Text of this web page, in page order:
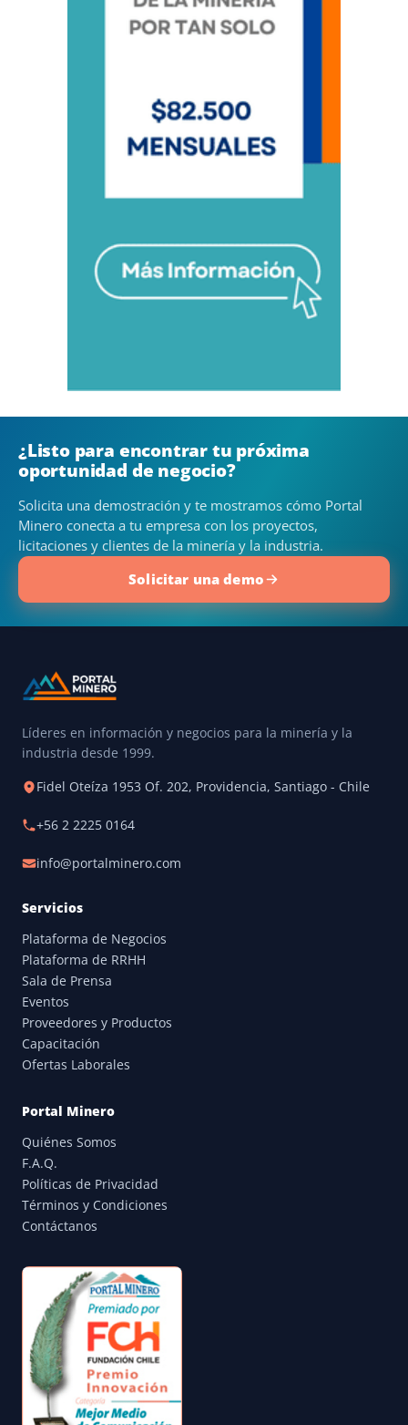
¿Listo para encontrar tu próxima
oportunidad de negocio?
Solicita una demostración y te mostramos cómo Portal
Minero conecta a tu empresa con los proyectos,
licitaciones y clientes de la minería y la industria.
Solicitar una demo
Líderes en información y negocios para la minería y la
industria desde 1999.
Fidel Oteíza 1953 Of. 202, Providencia, Santiago - Chile
+56 2 2225 0164
info@portalminero.com
Servicios
Plataforma de Negocios
Plataforma de RRHH
Sala de Prensa
Eventos
Proveedores y Productos
Capacitación
Ofertas Laborales
Portal Minero
Quiénes Somos
F.A.Q.
Políticas de Privacidad
Términos y Condiciones
Contáctanos